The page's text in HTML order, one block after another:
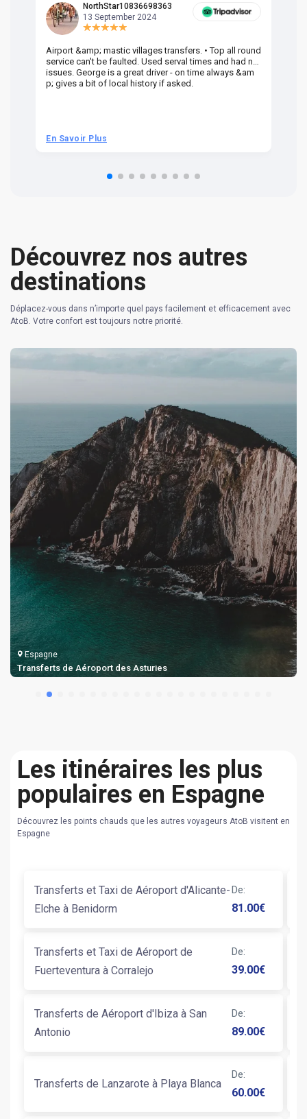
NorthStar10836698363
13 September 2024
Airport &amp; mastic villages transfers. • Top all round
service can't be faulted. Used serval times and had no
issues. George is a great driver - on time always &am
p; gives a bit of local history if asked.
En Savoir Plus
Découvrez nos autres
destinations
Déplacez-vous dans n’importe quel pays facilement et efficacement avec
AtoB. Votre confort est toujours notre priorité.
Espagne
Taxi et Transferts de Aéroport de Gérone
Les itinéraires les plus
populaires en Espagne
Découvrez les points chauds que les autres voyageurs AtoB visitent en
Espagne
Transferts et Taxi de Aéroport d'Alicante-
Elche à Benidorm
De:
81.00€
Transferts et Taxi de Aéroport de
Fuerteventura à Corralejo
De:
39.00€
Transferts de Aéroport d'Ibiza à San
Antonio
De:
89.00€
Transferts de Lanzarote à Playa Blanca
De:
60.00€